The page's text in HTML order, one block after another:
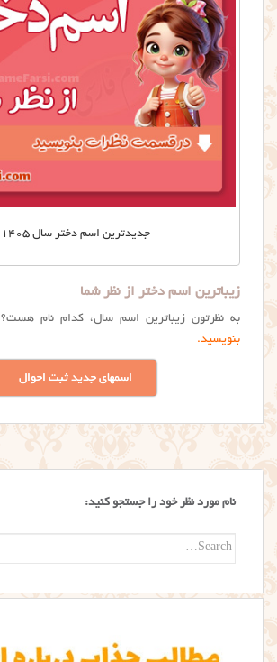
جدیدترین اسم دختر سال ۱۴۰۵
زیباترین اسم دختر از نظر شما
به نظرتون زیباترین اسم سال، کدام نام هست؟
بنویسید.
اسمهای جدید ثبت احوال
نام مورد نظر خود را جستجو کنید:
Search